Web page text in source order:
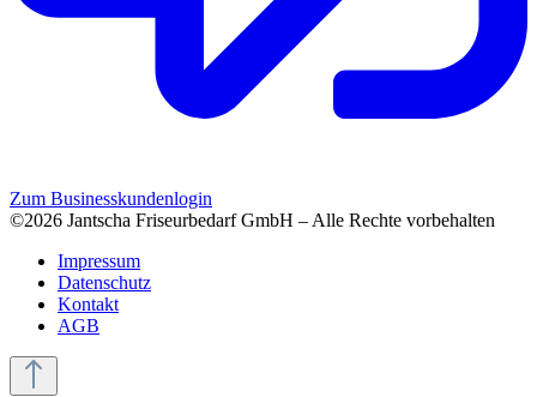
Zum Businesskundenlogin
©2026 Jantscha Friseurbedarf GmbH – Alle Rechte vorbehalten
Impressum
Datenschutz
Kontakt
AGB